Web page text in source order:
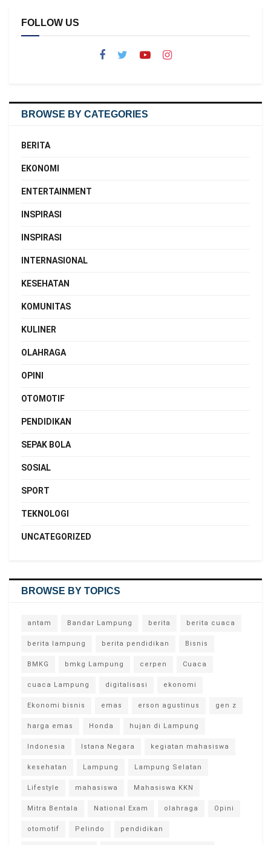
FOLLOW US
BROWSE BY CATEGORIES
BERITA
EKONOMI
ENTERTAINMENT
INSPIRASI
INSPIRASI
INTERNASIONAL
KESEHATAN
KOMUNITAS
KULINER
OLAHRAGA
OPINI
OTOMOTIF
PENDIDIKAN
SEPAK BOLA
SOSIAL
SPORT
TEKNOLOGI
UNCATEGORIZED
BROWSE BY TOPICS
antam Bandar Lampung berita berita cuaca
berita lampung berita pendidikan Bisnis
BMKG bmkg Lampung cerpen Cuaca
cuaca Lampung digitalisasi ekonomi
Ekonomi bisnis emas erson agustinus gen z
harga emas Honda hujan di Lampung
Indonesia Istana Negara kegiatan mahasiswa
kesehatan Lampung Lampung Selatan
Lifestyle mahasiswa Mahasiswa KKN
Mitra Bentala National Exam olahraga Opini
otomotif Pelindo pendidikan